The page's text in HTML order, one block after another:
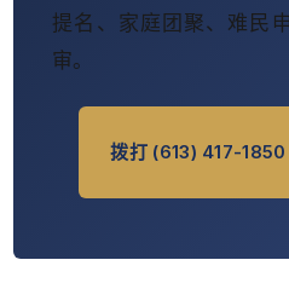
提名、家庭团聚、难民
审。
拨打 (613) 417-1850